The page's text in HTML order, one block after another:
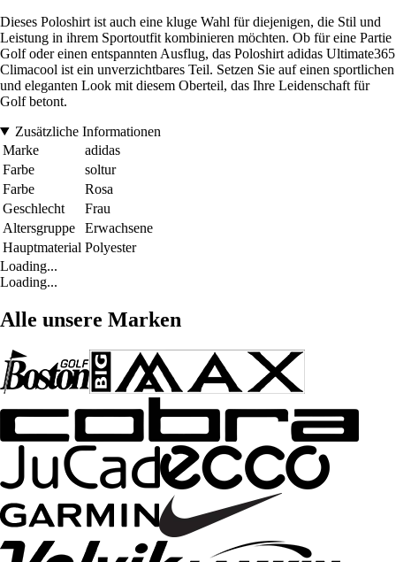
Dieses Poloshirt ist auch eine kluge Wahl für diejenigen, die Stil und
Leistung in ihrem Sportoutfit kombinieren möchten. Ob für eine Partie
Golf oder einen entspannten Ausflug, das Poloshirt adidas Ultimate365
Climacool ist ein unverzichtbares Teil. Setzen Sie auf einen sportlichen
und eleganten Look mit diesem Oberteil, das Ihre Leidenschaft für
Golf betont.
Zusätzliche Informationen
Marke
adidas
Farbe
soltur
Farbe
Rosa
Geschlecht
Frau
Altersgruppe
Erwachsene
Hauptmaterial Polyester
Loading...
Loading...
Alle unsere Marken